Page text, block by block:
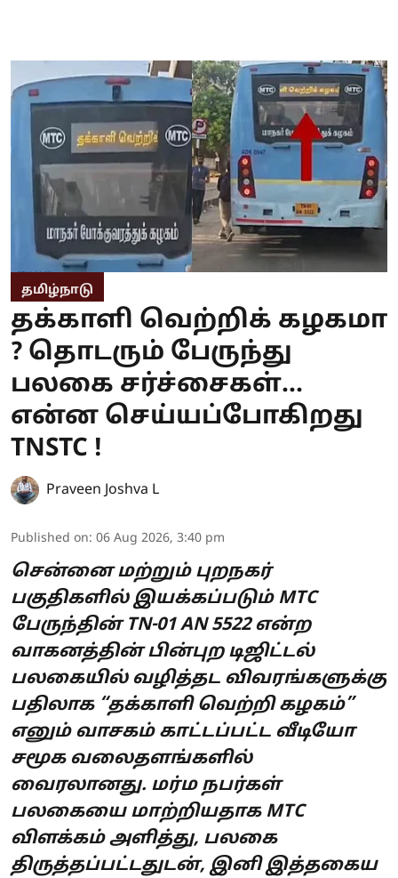
தமிழ்நாடு
தக்காளி வெற்றிக் கழகமா
? தொடரும் பேருந்து
பலகை சர்ச்சைகள்...
என்ன செய்யப்போகிறது
TNSTC !
Praveen Joshva L
Published on: 06 Aug 2026, 3:40 pm
சென்னை மற்றும் புறநகர்
பகுதிகளில் இயக்கப்படும் MTC
பேருந்தின் TN-01 AN 5522 என்ற
வாகனத்தின் பின்புற டிஜிட்டல்
பலகையில் வழித்தட விவரங்களுக்கு
பதிலாக “தக்காளி வெற்றி கழகம்”
எனும் வாசகம் காட்டப்பட்ட வீடியோ
சமூக வலைதளங்களில்
வைரலானது. மர்ம நபர்கள்
பலகையை மாற்றியதாக MTC
விளக்கம் அளித்து, பலகை
திருத்தப்பட்டதுடன், இனி இத்தகைய